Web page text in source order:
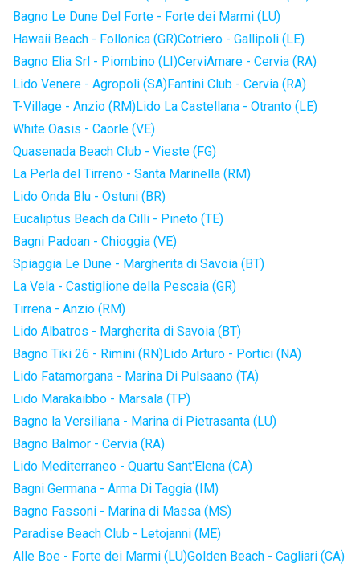
Bagno Le Dune Del Forte - Forte dei Marmi (LU)
Hawaii Beach - Follonica (GR)Cotriero - Gallipoli (LE)
Bagno Elia Srl - Piombino (LI)CerviAmare - Cervia (RA)
Lido Venere - Agropoli (SA)Fantini Club - Cervia (RA)
T-Village - Anzio (RM)Lido La Castellana - Otranto (LE)
White Oasis - Caorle (VE)
Quasenada Beach Club - Vieste (FG)
La Perla del Tirreno - Santa Marinella (RM)
Lido Onda Blu - Ostuni (BR)
Eucaliptus Beach da Cilli - Pineto (TE)
Bagni Padoan - Chioggia (VE)
Spiaggia Le Dune - Margherita di Savoia (BT)
La Vela - Castiglione della Pescaia (GR)
Tirrena - Anzio (RM)
Lido Albatros - Margherita di Savoia (BT)
Bagno Tiki 26 - Rimini (RN)Lido Arturo - Portici (NA)
Lido Fatamorgana - Marina Di Pulsaano (TA)
Lido Marakaibbo - Marsala (TP)
Bagno la Versiliana - Marina di Pietrasanta (LU)
Bagno Balmor - Cervia (RA)
Lido Mediterraneo - Quartu Sant'Elena (CA)
Bagni Germana - Arma Di Taggia (IM)
Bagno Fassoni - Marina di Massa (MS)
Paradise Beach Club - Letojanni (ME)
Alle Boe - Forte dei Marmi (LU)Golden Beach - Cagliari (CA)